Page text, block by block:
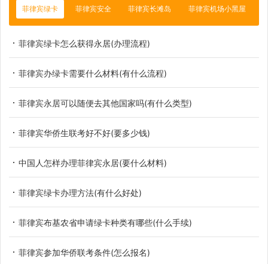
菲律宾绿卡 菲律宾安全 菲律宾长滩岛 菲律宾机场小黑屋
菲律宾绿卡怎么获得永居(办理流程)
菲律宾办绿卡需要什么材料(有什么流程)
菲律宾永居可以随便去其他国家吗(有什么类型)
菲律宾华侨生联考好不好(要多少钱)
中国人怎样办理菲律宾永居(要什么材料)
菲律宾绿卡办理方法(有什么好处)
菲律宾布基农省申请绿卡种类有哪些(什么手续)
菲律宾参加华侨联考条件(怎么报名)